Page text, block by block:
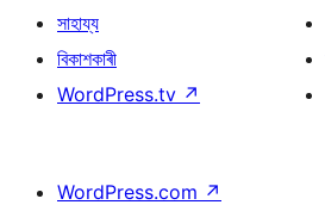
সাহায্য
বিকাশকাৰী
WordPress.tv ↗
WordPress.com ↗